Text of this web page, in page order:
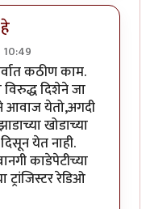
10:49
बिरुटे
कठीण काम.
विरुद्ध दिशेने जा
आवाज येतो,अगदी
खोडाच्या
येत नाही.
काडेपेटीच्या
रेडिओ